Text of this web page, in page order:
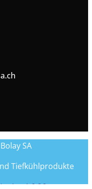
SA
Tiefkühlprodukte
1.0.26